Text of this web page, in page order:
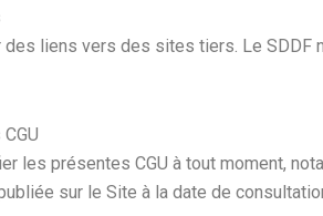
liens vers des sites tiers. Le SDDF
les présentes CGU à tout moment,
sur le Site à la date de